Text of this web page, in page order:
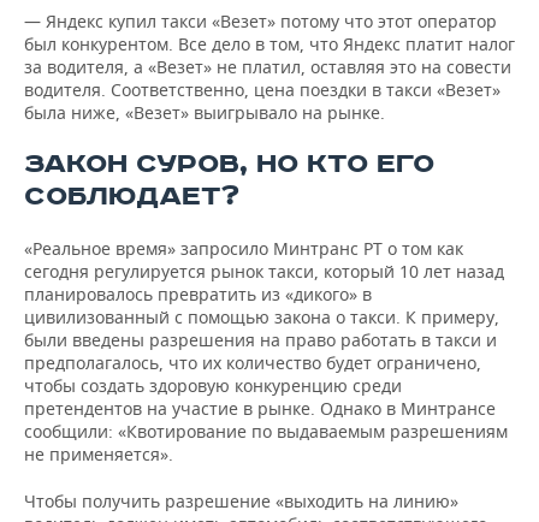
— Яндекс купил такси «Везет» потому что этот оператор
был конкурентом. Все дело в том, что Яндекс платит налог
за водителя, а «Везет» не платил, оставляя это на совести
водителя. Соответственно, цена поездки в такси «Везет»
была ниже, «Везет» выигрывало на рынке.
ЗАКОН СУРОВ, НО КТО ЕГО
СОБЛЮДАЕТ?
«Реальное время» запросило Минтранс РТ о том как
сегодня регулируется рынок такси, который 10 лет назад
планировалось превратить из «дикого» в
цивилизованный с помощью закона о такси. К примеру,
были введены разрешения на право работать в такси и
предполагалось, что их количество будет ограничено,
чтобы создать здоровую конкуренцию среди
претендентов на участие в рынке. Однако в Минтрансе
сообщили: «Квотирование по выдаваемым разрешениям
не применяется».
Чтобы получить разрешение «выходить на линию»